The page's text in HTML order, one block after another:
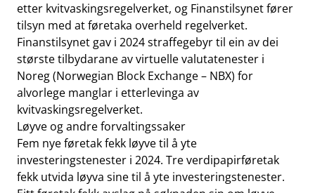
etter kvitvaskingsregelverket, og Finanstilsynet fører
tilsyn med at føretaka overheld regelverket.
Finanstilsynet gav i 2024 straffegebyr til ein av dei
største tilbydarane av virtuelle valutatenester i
Noreg (Norwegian Block Exchange – NBX) for
alvorlege manglar i etterlevinga av
kvitvaskingsregelverket.
Løyve og andre forvaltingssaker
Fem nye føretak fekk løyve til å yte
investeringstenester i 2024. Tre verdipapirføretak
fekk utvida løyva sine til å yte investeringstenester.